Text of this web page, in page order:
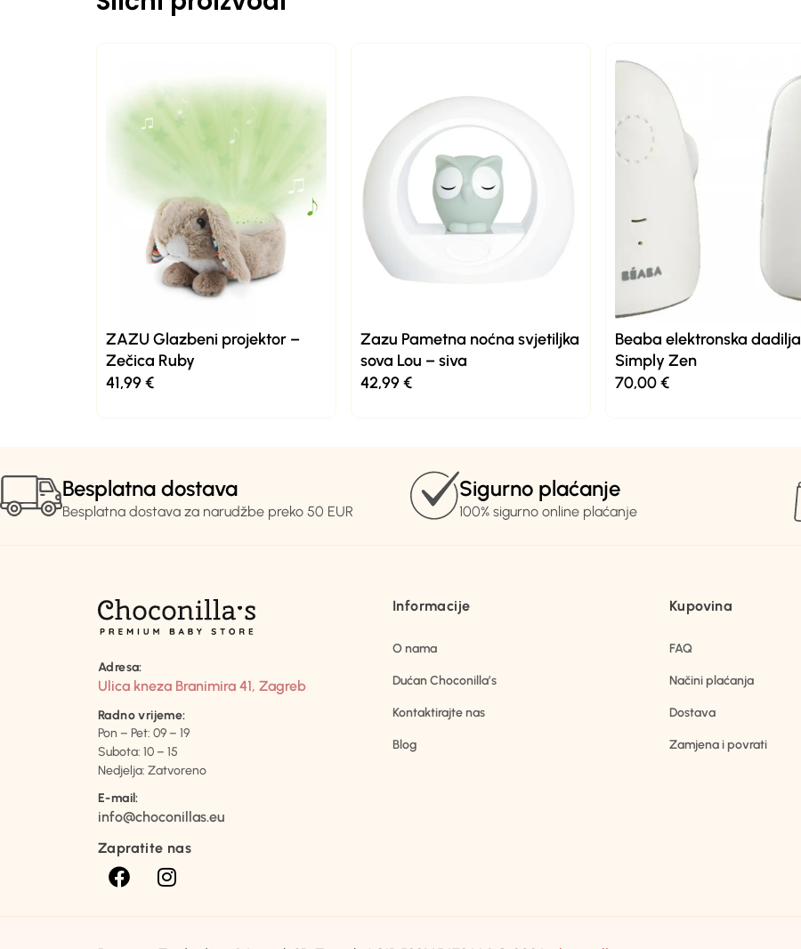
ZAZU Glazbeni projektor –
Zečica Ruby
41,99€
Zazu Pametna noćna svjetiljka
sova Lou – siva
42,99€
Beaba elektronska dadilja
Simply Zen
70,00€
Besplatna dostava
Besplatna dostava za narudžbe preko 50 EUR
Sigurno plaćanje
100% sigurno online plaćanje
Adresa:
Ulica kneza Branimira 41, Zagreb
Radno vrijeme:
Pon – Pet: 09 – 19
Subota: 10 – 15
Nedjelja: Zatvoreno
E-mail:
info@choconillas.eu
Zapratite nas
Informacije
O nama
Dućan Choconilla’s
Kontaktirajte nas
Blog
Kupovina
FAQ
Načini plaćanja
Dostava
Zamjena i povrati